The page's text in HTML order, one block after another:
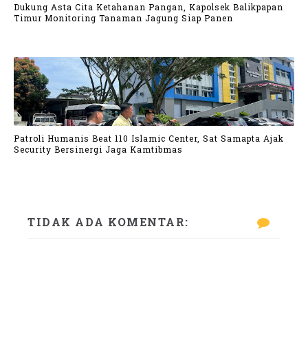
Dukung Asta Cita Ketahanan Pangan, Kapolsek Balikpapan
Timur Monitoring Tanaman Jagung Siap Panen
Patroli Humanis Beat 110 Islamic Center, Sat Samapta Ajak
Security Bersinergi Jaga Kamtibmas
TIDAK ADA KOMENTAR: